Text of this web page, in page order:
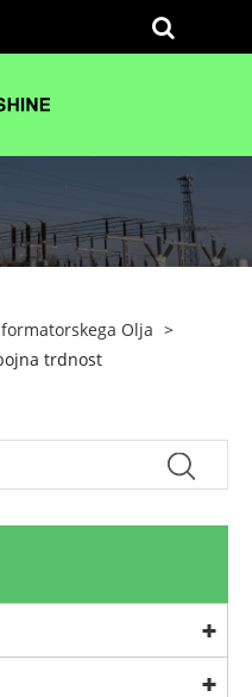
Olja >
trdnost